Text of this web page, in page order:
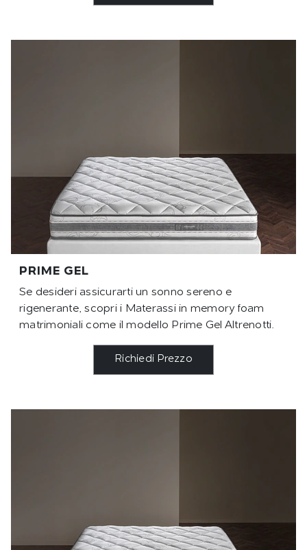
PRIME GEL
Se desideri assicurarti un sonno sereno e
rigenerante, scopri i Materassi in memory foam
matrimoniali come il modello Prime Gel Altrenotti.
Richiedi Prezzo